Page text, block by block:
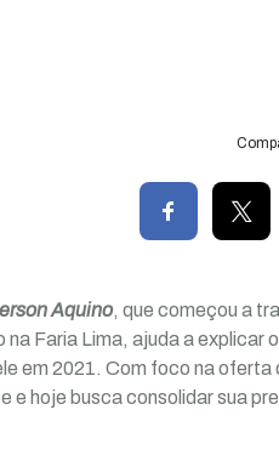
Aquino, que começou a
Faria Lima, ajuda a
em 2021. Com foco na
e hoje busca consolidar sua